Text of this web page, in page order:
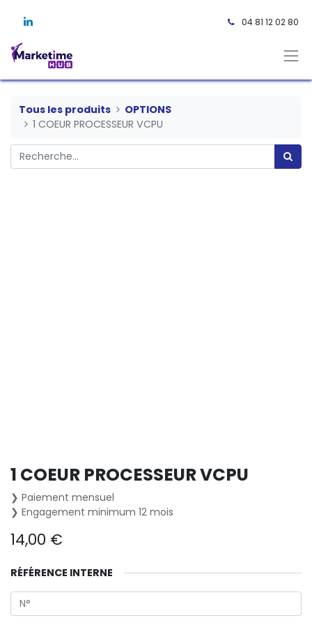
04 81 12 02 80 ​
Tous les produits
OPTIONS
1 COEUR PROCESSEUR VCPU
1 COEUR PROCESSEUR VCPU
❯ Paiement mensuel
❯ Engagement minimum 12 mois
14,00 €
RÉFÉRENCE INTERNE